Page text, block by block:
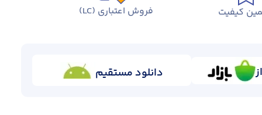
کیفیت فروش اعتباری (LC)
دانلود مستقیم